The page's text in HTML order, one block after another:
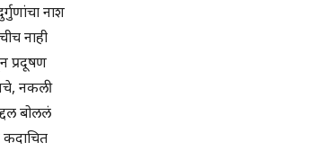
नाश
नाही
प्रदूषण
नकली
बोललं